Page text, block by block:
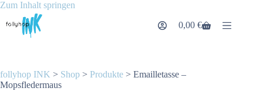
Zum Inhalt springen
Warenkorb
0,00€
follyhop INK > Shop > Produkte > Emailletasse –
Mopsfledermaus